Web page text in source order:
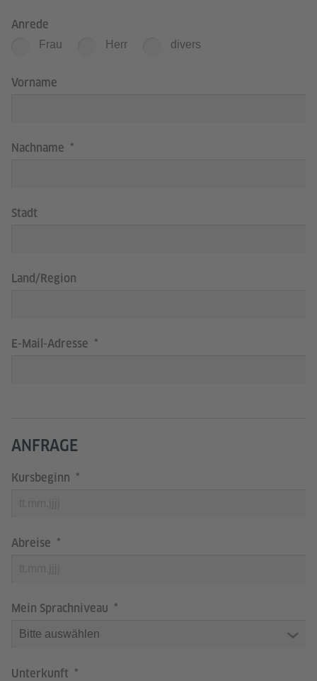
Anrede
Frau Herr divers
Vorname
Nachname
Stadt
Land/Region
E-Mail-Adresse
ANFRAGE
Kursbeginn
Abreise
Mein Sprachniveau
Unterkunft